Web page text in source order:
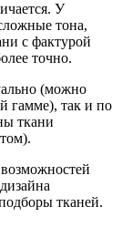
У
тона,
с фактурой
точно.
(можно
гамме), так и по
ткани
тканей.